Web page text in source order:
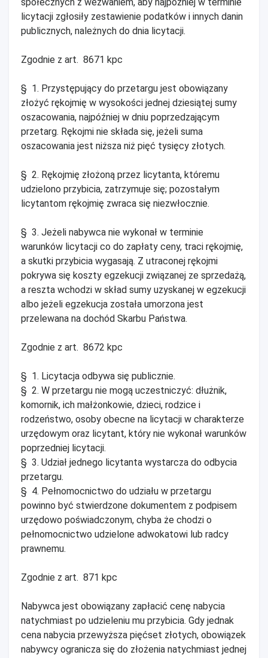
licytacji zgłosiły zestawienie podatków i innych danin
publicznych, należnych do dnia licytacji.
Zgodnie z art. 8671 kpc
§ 1. Przystępujący do przetargu jest obowiązany
złożyć rękojmię w wysokości jednej dziesiątej sumy
oszacowania, najpóźniej w dniu poprzedzającym
przetarg. Rękojmi nie składa się, jeżeli suma
oszacowania jest niższa niż pięć tysięcy złotych.
§ 2. Rękojmię złożoną przez licytanta, któremu
udzielono przybicia, zatrzymuje się; pozostałym
licytantom rękojmię zwraca się niezwłocznie.
§ 3. Jeżeli nabywca nie wykonał w terminie
warunków licytacji co do zapłaty ceny, traci rękojmię,
a skutki przybicia wygasają. Z utraconej rękojmi
pokrywa się koszty egzekucji związanej ze sprzedażą,
a reszta wchodzi w skład sumy uzyskanej w egzekucji
albo jeżeli egzekucja została umorzona jest
przelewana na dochód Skarbu Państwa.
Zgodnie z art. 8672 kpc
§ 1. Licytacja odbywa się publicznie.
§ 2. W przetargu nie mogą uczestniczyć: dłużnik,
komornik, ich małżonkowie, dzieci, rodzice i
rodzeństwo, osoby obecne na licytacji w charakterze
urzędowym oraz licytant, który nie wykonał warunków
poprzedniej licytacji.
§ 3. Udział jednego licytanta wystarcza do odbycia
przetargu.
§ 4. Pełnomocnictwo do udziału w przetargu
powinno być stwierdzone dokumentem z podpisem
urzędowo poświadczonym, chyba że chodzi o
pełnomocnictwo udzielone adwokatowi lub radcy
prawnemu.
Zgodnie z art. 871 kpc
Nabywca jest obowiązany zapłacić cenę nabycia
natychmiast po udzieleniu mu przybicia. Gdy jednak
cena nabycia przewyższa pięćset złotych, obowiązek
nabywcy ogranicza się do złożenia natychmiast jednej